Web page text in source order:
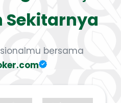
Sekitarnya
bersama